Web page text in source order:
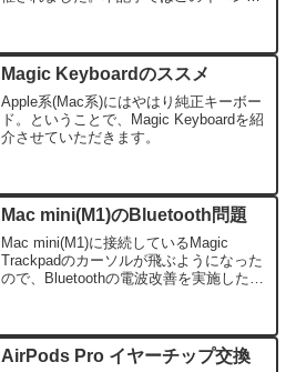
Magic Keyboardのススメ
Apple系(Mac系)にはやはり純正キーボー
ド。ということで、Magic Keyboardを紹
介させていただきます。
Mac mini(M1)のBluetooth問題
Mac mini(M1)に接続しているMagic
Trackpadのカーソルが飛ぶようになった
ので、Bluetoothの電波改善を実施した記
AirPods Pro イヤーチップ交換